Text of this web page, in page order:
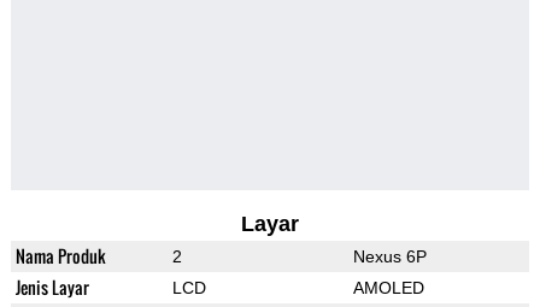
Layar
Nama Produk 2 Nexus 6P
Jenis Layar LCD AMOLED